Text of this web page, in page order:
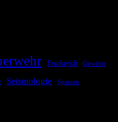
Frankreich Gewitter
Seismologie Spanien